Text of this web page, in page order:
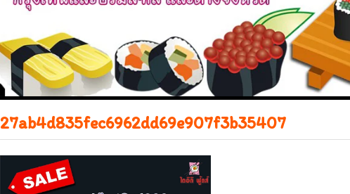
27ab4d835fec6962dd69e907f3b35407